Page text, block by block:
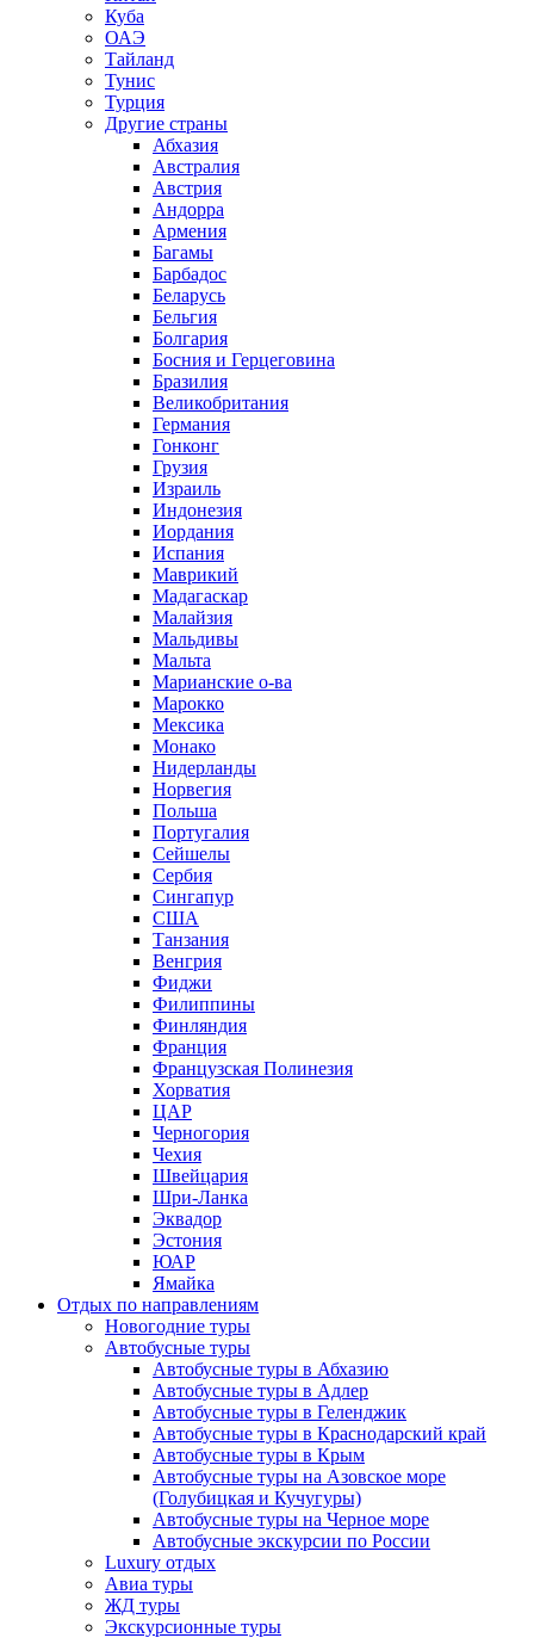
Куба
ОАЭ
Тайланд
Тунис
Турция
Другие страны
Абхазия
Австралия
Австрия
Андорра
Армения
Багамы
Барбадос
Беларусь
Бельгия
Болгария
Босния и Герцеговина
Бразилия
Великобритания
Германия
Гонконг
Грузия
Израиль
Индонезия
Иордания
Испания
Маврикий
Мадагаскар
Малайзия
Мальдивы
Мальта
Марианские о-ва
Марокко
Мексика
Монако
Нидерланды
Норвегия
Польша
Португалия
Сейшелы
Сербия
Сингапур
США
Танзания
Венгрия
Фиджи
Филиппины
Финляндия
Франция
Французская Полинезия
Хорватия
ЦАР
Черногория
Чехия
Швейцария
Шри-Ланка
Эквадор
Эстония
ЮАР
Ямайка
Отдых по направлениям
Новогодние туры
Автобусные туры
Автобусные туры в Абхазию
Автобусные туры в Адлер
Автобусные туры в Геленджик
Автобусные туры в Краснодарский край
Автобусные туры в Крым
Автобусные туры на Азовское море
(Голубицкая и Кучугуры)
Автобусные туры на Черное море
Автобусные экскурсии по России
Luxury отдых
Авиа туры
ЖД туры
Экскурсионные туры